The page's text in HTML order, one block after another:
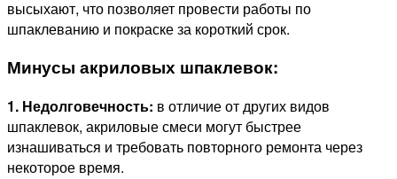
высыхают, что позволяет провести работы по
шпаклеванию и покраске за короткий срок.
Минусы акриловых шпаклевок:
1. Недолговечность: в отличие от других видов
шпаклевок, акриловые смеси могут быстрее
изнашиваться и требовать повторного ремонта через
некоторое время.